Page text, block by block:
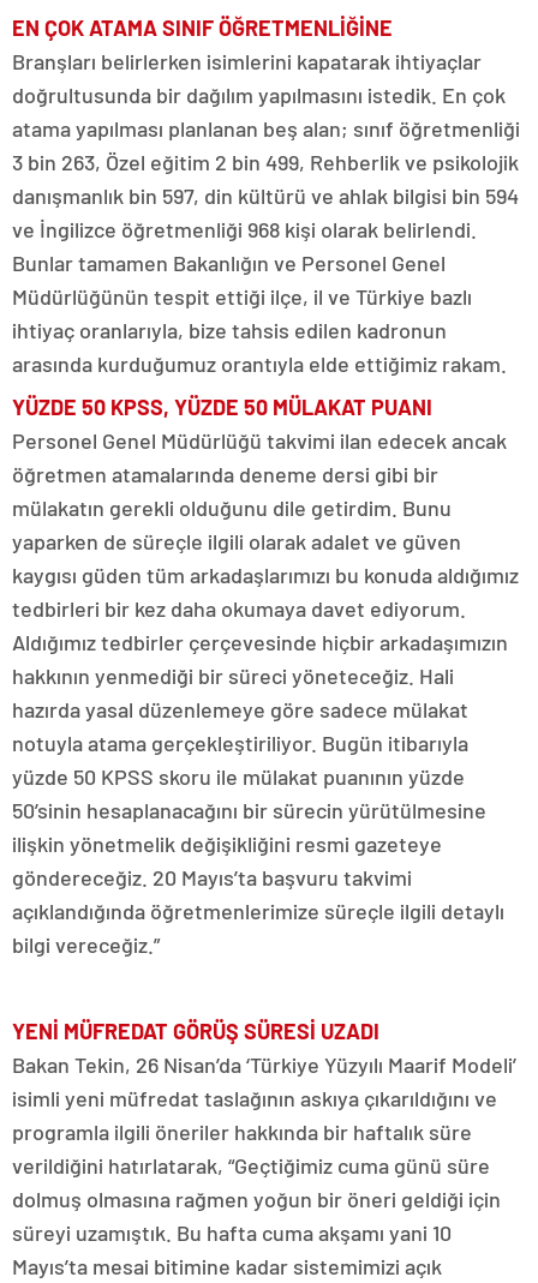
EN ÇOK ATAMA SINIF ÖĞRETMENLİĞİNE
Branşları belirlerken isimlerini kapatarak ihtiyaçlar
doğrultusunda bir dağılım yapılmasını istedik. En çok
atama yapılması planlanan beş alan; sınıf öğretmenliği
3 bin 263, Özel eğitim 2 bin 499, Rehberlik ve psikolojik
danışmanlık bin 597, din kültürü ve ahlak bilgisi bin 594
ve İngilizce öğretmenliği 968 kişi olarak belirlendi.
Bunlar tamamen Bakanlığın ve Personel Genel
Müdürlüğünün tespit ettiği ilçe, il ve Türkiye bazlı
ihtiyaç oranlarıyla, bize tahsis edilen kadronun
arasında kurduğumuz orantıyla elde ettiğimiz rakam.
YÜZDE 50 KPSS, YÜZDE 50 MÜLAKAT PUANI
Personel Genel Müdürlüğü takvimi ilan edecek ancak
öğretmen atamalarında deneme dersi gibi bir
mülakatın gerekli olduğunu dile getirdim. Bunu
yaparken de süreçle ilgili olarak adalet ve güven
kaygısı güden tüm arkadaşlarımızı bu konuda aldığımız
tedbirleri bir kez daha okumaya davet ediyorum.
Aldığımız tedbirler çerçevesinde hiçbir arkadaşımızın
hakkının yenmediği bir süreci yöneteceğiz. Hali
hazırda yasal düzenlemeye göre sadece mülakat
notuyla atama gerçekleştiriliyor. Bugün itibarıyla
yüzde 50 KPSS skoru ile mülakat puanının yüzde
50’sinin hesaplanacağını bir sürecin yürütülmesine
ilişkin yönetmelik değişikliğini resmi gazeteye
göndereceğiz. 20 Mayıs’ta başvuru takvimi
açıklandığında öğretmenlerimize süreçle ilgili detaylı
bilgi vereceğiz.”
YENİ MÜFREDAT GÖRÜŞ SÜRESİ UZADI
Bakan Tekin, 26 Nisan’da ‘Türkiye Yüzyılı Maarif Modeli’
isimli yeni müfredat taslağının askıya çıkarıldığını ve
programla ilgili öneriler hakkında bir haftalık süre
verildiğini hatırlatarak, “Geçtiğimiz cuma günü süre
dolmuş olmasına rağmen yoğun bir öneri geldiği için
süreyi uzamıştık. Bu hafta cuma akşamı yani 10
Mayıs’ta mesai bitimine kadar sistemimizi açık